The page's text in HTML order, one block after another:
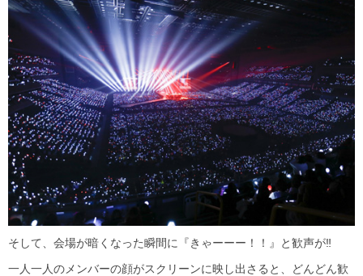
そして、会場が暗くなった瞬間に『きゃーーー！！』と歓声が‼
一人一人のメンバーの顔がスクリーンに映し出さると、どんどん歓